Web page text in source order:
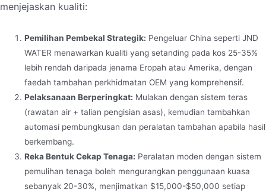
menjejaskan kualiti:
Pemilihan Pembekal Strategik: Pengeluar China seperti JND
WATER menawarkan kualiti yang setanding pada kos 25-35%
lebih rendah daripada jenama Eropah atau Amerika, dengan
faedah tambahan perkhidmatan OEM yang komprehensif.
Pelaksanaan Berperingkat: Mulakan dengan sistem teras
(rawatan air + talian pengisian asas), kemudian tambahkan
automasi pembungkusan dan peralatan tambahan apabila hasil
berkembang.
Reka Bentuk Cekap Tenaga: Peralatan moden dengan sistem
pemulihan tenaga boleh mengurangkan penggunaan kuasa
sebanyak 20-30%, menjimatkan $15,000-$50,000 setiap